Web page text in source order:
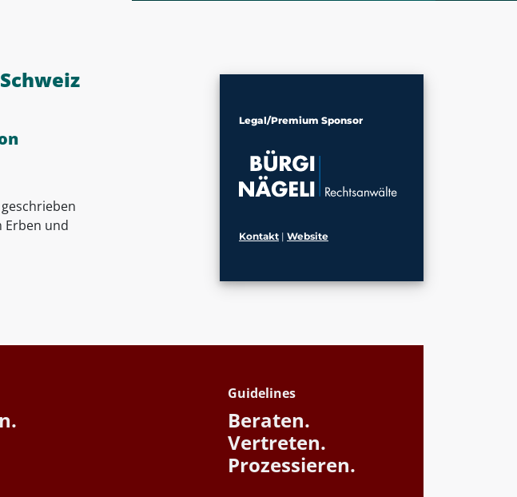
Erben und
Legal/Premium Sponsor
Kontakt | Website
Guidelines
Beraten.
Vertreten.
Prozessieren.